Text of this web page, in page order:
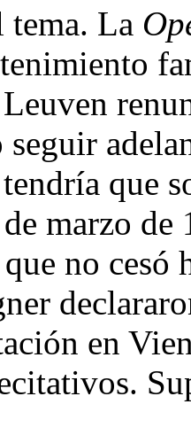
tema. La
que
marzo
no cesó
en